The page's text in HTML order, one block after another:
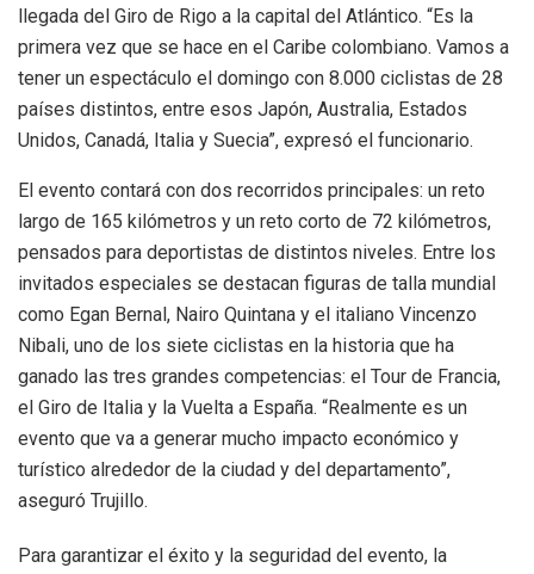
llegada del Giro de Rigo a la capital del Atlántico. “Es la
primera vez que se hace en el Caribe colombiano. Vamos a
tener un espectáculo el domingo con 8.000 ciclistas de 28
países distintos, entre esos Japón, Australia, Estados
Unidos, Canadá, Italia y Suecia”, expresó el funcionario.
El evento contará con dos recorridos principales: un reto
largo de 165 kilómetros y un reto corto de 72 kilómetros,
pensados para deportistas de distintos niveles. Entre los
invitados especiales se destacan figuras de talla mundial
como Egan Bernal, Nairo Quintana y el italiano Vincenzo
Nibali, uno de los siete ciclistas en la historia que ha
ganado las tres grandes competencias: el Tour de Francia,
el Giro de Italia y la Vuelta a España. “Realmente es un
evento que va a generar mucho impacto económico y
turístico alrededor de la ciudad y del departamento”,
aseguró Trujillo.
Para garantizar el éxito y la seguridad del evento, la